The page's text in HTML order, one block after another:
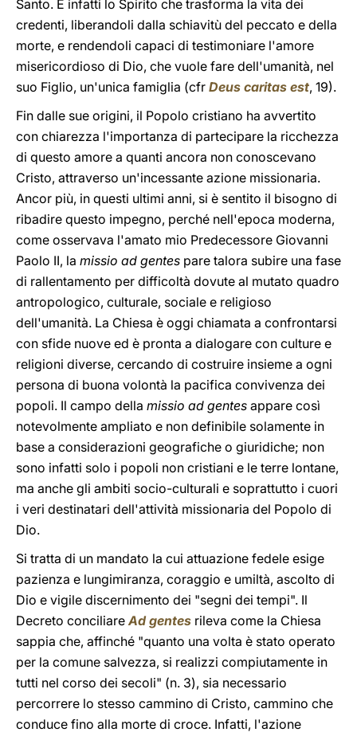
Santo. È infatti lo Spirito che trasforma la vita dei
credenti, liberandoli dalla schiavitù del peccato e della
morte, e rendendoli capaci di testimoniare l'amore
misericordioso di Dio, che vuole fare dell'umanità, nel
suo Figlio, un'unica famiglia (cfr Deus caritas est, 19).
Fin dalle sue origini, il Popolo cristiano ha avvertito
con chiarezza l'importanza di partecipare la ricchezza
di questo amore a quanti ancora non conoscevano
Cristo, attraverso un'incessante azione missionaria.
Ancor più, in questi ultimi anni, si è sentito il bisogno di
ribadire questo impegno, perché nell'epoca moderna,
come osservava l'amato mio Predecessore Giovanni
Paolo II, la missio ad gentes pare talora subire una fase
di rallentamento per difficoltà dovute al mutato quadro
antropologico, culturale, sociale e religioso
dell'umanità. La Chiesa è oggi chiamata a confrontarsi
con sfide nuove ed è pronta a dialogare con culture e
religioni diverse, cercando di costruire insieme a ogni
persona di buona volontà la pacifica convivenza dei
popoli. Il campo della missio ad gentes appare così
notevolmente ampliato e non definibile solamente in
base a considerazioni geografiche o giuridiche; non
sono infatti solo i popoli non cristiani e le terre lontane,
ma anche gli ambiti socio-culturali e soprattutto i cuori
i veri destinatari dell'attività missionaria del Popolo di
Dio.
Si tratta di un mandato la cui attuazione fedele esige
pazienza e lungimiranza, coraggio e umiltà, ascolto di
Dio e vigile discernimento dei "segni dei tempi". Il
Decreto conciliareAd gentes rileva come la Chiesa
sappia che, affinché "quanto una volta è stato operato
per la comune salvezza, si realizzi compiutamente in
tutti nel corso dei secoli" (n. 3), sia necessario
percorrere lo stesso cammino di Cristo, cammino che
conduce fino alla morte di croce. Infatti, l'azione